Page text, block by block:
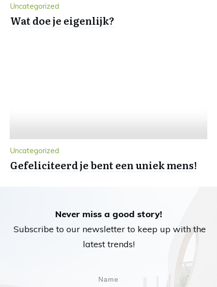
Uncategorized
Wat doe je eigenlijk?
Uncategorized
Gefeliciteerd je bent een uniek mens!
Never miss a good story!
Subscribe to our newsletter to keep up with the
latest trends!